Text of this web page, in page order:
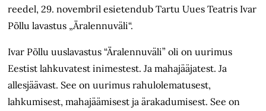
reedel, 29. novembril esietendub Tartu Uues Teatris Ivar
Põllu lavastus „Äralennuväli“.
Ivar Põllu uuslavastus “Äralennuväli” oli on uurimus
Eestist lahkuvatest inimestest. Ja mahajääjatest. Ja
allesjäävast. See on uurimus rahulolematusest,
lahkumisest, mahajäämisest ja ärakadumisest. See on